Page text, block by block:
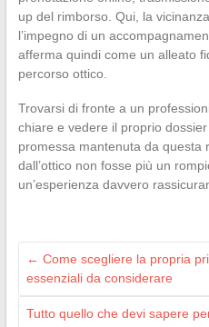
up del rimborso. Qui, la
l’impegno di un
afferma quindi come un alleato
percorso ottico.
Trovarsi di fronte a un
chiare e vedere il proprio
promessa mantenuta da questa
dall’ottico non fosse più un
un’esperienza davvero
← Come scegliere la propria
essenziali da considerare
Tutto quello che devi sapere